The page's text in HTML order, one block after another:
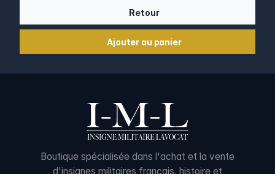
Retour
Ajouter au panier
Boutique spécialisée dans l'achat et la vente
d'insignes militaires français, histoire et